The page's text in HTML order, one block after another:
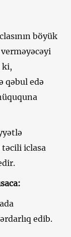
böyük
ki,
qəbul edə
təcili iclasa
edib.